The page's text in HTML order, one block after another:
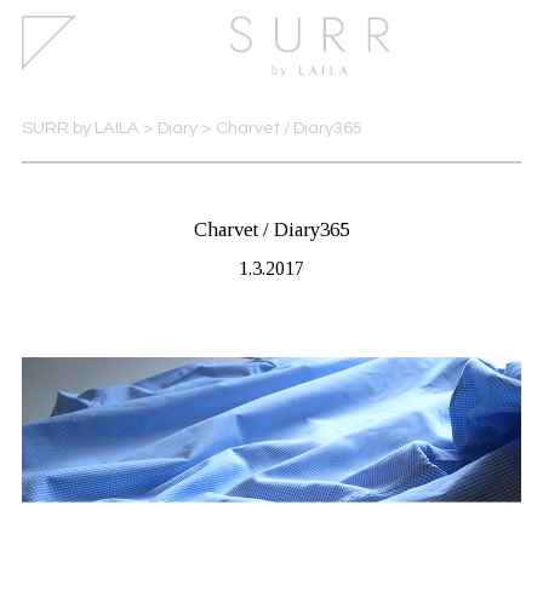
SURR by LAILA > Diary> Charvet / Diary365
Charvet / Diary365
1.3.2017